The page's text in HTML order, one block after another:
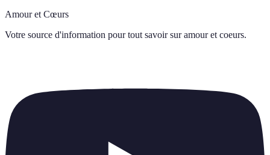
Amour et Cœurs
Votre source d'information pour tout savoir sur amour et coeurs.